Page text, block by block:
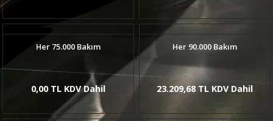
Her 75.000 Bakım
0,00 TL KDV Dahil
Her 90.000 Bakım
23.209,68 TL KDV Dahil